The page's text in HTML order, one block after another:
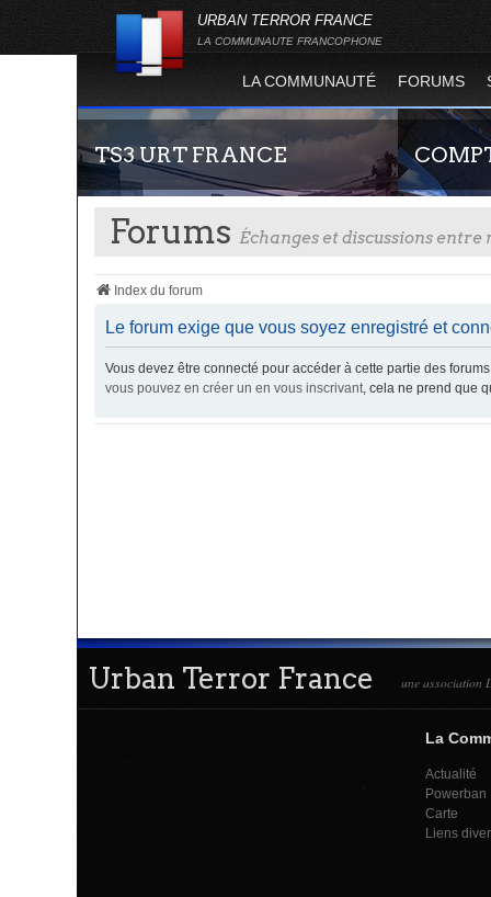
URBAN TERROR FRANCE
LA COMMUNAUTE FRANCOPHONE
LA COMMUNAUTÉ FORUMS
TS3 URT FRANCE
Envie de parler avec les autres membres de la
communauté ? Alors venez vous connecter,
Guide
site officiel
Forums Échanges et discussions
Index du forum
Le forum exige que vous soyez enregistré et
Vous devez être connecté pour accéder à cette partie des
vous pouvez en créer un en vous inscrivant, cela ne prend que
Urban Terror France une association
La
Actualité
Powerban
Carte
Liens